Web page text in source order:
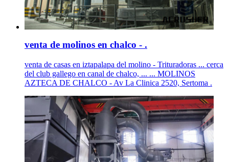
venta de molinos en chalco - .
venta de casas en iztapalapa del molino - Trituradoras ... cerca
del club gallego en canal de chalco, ... ... MOLINOS
AZTECA DE CHALCO - Av La Clinica 2520, Sertoma .